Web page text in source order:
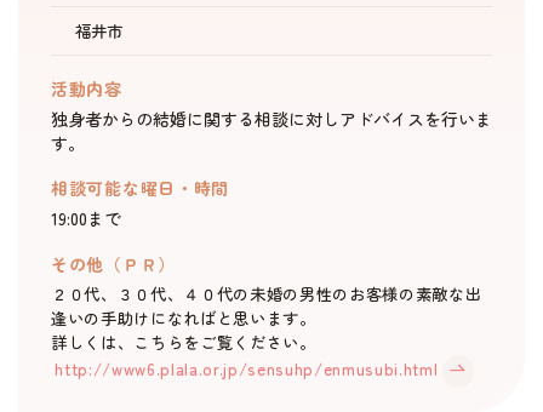
婚活支援事業
お役立ち情報
ふくい婚活サポートセンターについて
このサイトについて・問合せ先
プライバシーポリシー
サイトマップ
福井市
活動内容
独身者からの結婚に関する相談に対しアドバイスを行いま
す。
相談可能な曜日・時間
19:00まで
その他（ＰＲ）
２０代、３０代、４０代の未婚の男性のお客様の素敵な出
逢いの手助けになればと思います。
詳しくは、こちらをご覧ください。
http://www6.plala.or.jp/sensuhp/enmusubi.html